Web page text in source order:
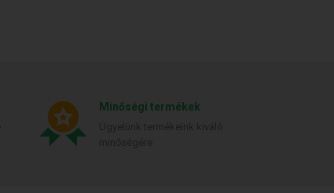
Minőségi termékek